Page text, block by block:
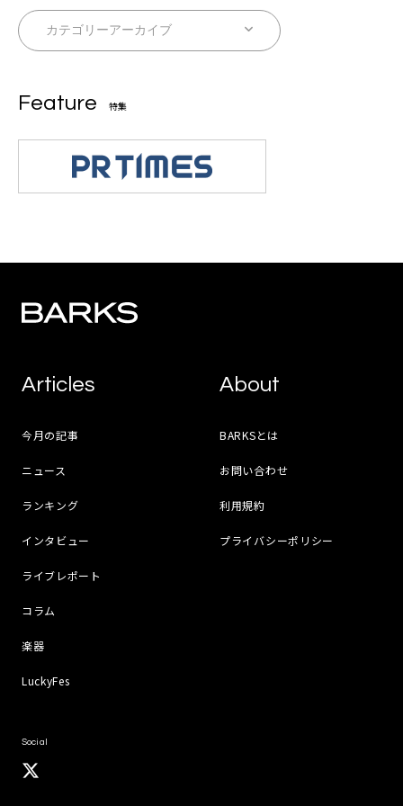
Feature 特集
Articles
今月の記事
ニュース
ランキング
インタビュー
ライブレポート
コラム
楽器
LuckyFes
About
BARKSとは
お問い合わせ
利用規約
プライバシーポリシー
Social